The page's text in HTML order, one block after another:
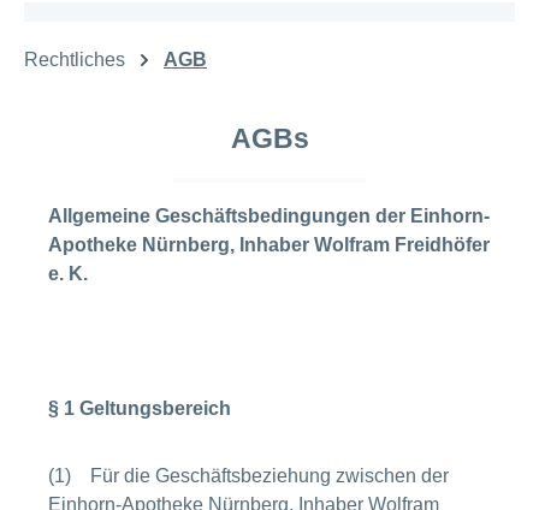
Rechtliches AGB
AGBs
Allgemeine Geschäftsbedingungen der Einhorn-
Apotheke Nürnberg, Inhaber Wolfram Freidhöfer
e. K.
§ 1 Geltungsbereich
(1) Für die Geschäftsbeziehung zwischen der
Einhorn-Apotheke Nürnberg, Inhaber Wolfram